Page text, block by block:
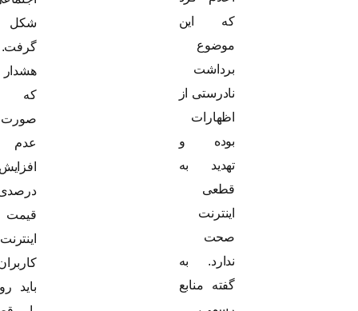
که این
موضوع
برداشت
نادرستی از
اظهارات
بوده و
تهدید به
قطعی
اینترنت
صحت
ندارد. به
گفته منابع
شکل
گرفت. وی
هشدار داد
که در
صورت
افزایش ۷۰
درصدی
قیمت
اینترنت،
کاربران
باید روزانه